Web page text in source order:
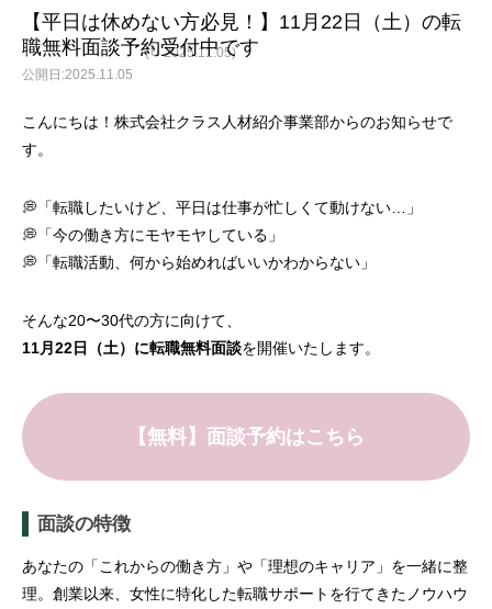
【平日は休めない方必見！】11月22日（土）の転
職無料面談予約受付中です
2025.11.05
(↻ 2025.11.05)
こんにちは！株式会社クラス人材紹介事業部からのお知らせで
す。
💭「転職したいけど、平日は仕事が忙しくて動けない…」
💭「今の働き方にモヤモヤしている」
💭「転職活動、何から始めればいいかわからない」
そんな20〜30代の方に向けて、
11月22日（土）に転職無料面談を開催いたします。
【無料】面談予約はこちら
面談の特徴
あなたの「これからの働き方」や「理想のキャリア」を一緒に整
理。創業以来、女性に特化した転職サポートを行てきたノウハウ